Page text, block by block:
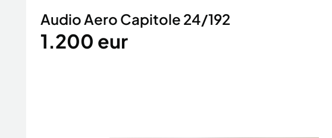
Audio Aero Capitole 24/192
1.200 eur